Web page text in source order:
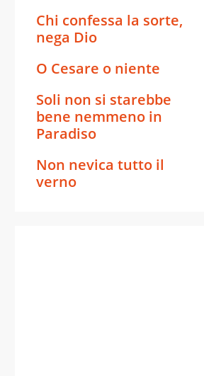
Chi confessa la sorte,
nega Dio
O Cesare o niente
Soli non si starebbe
bene nemmeno in
Paradiso
Non nevica tutto il
verno